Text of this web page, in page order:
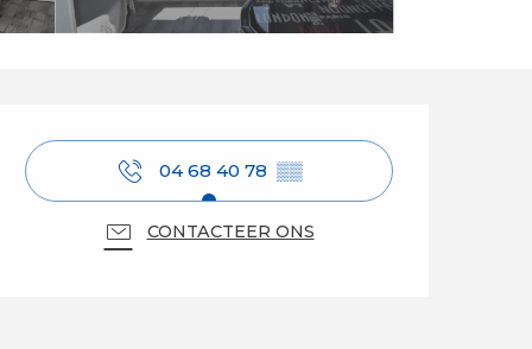
en
04 68 40 78 ▒▒
CONTACTEER ONS